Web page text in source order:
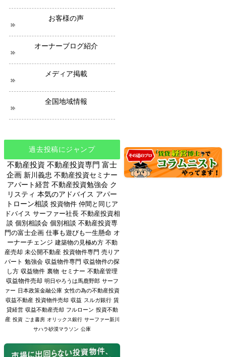
お客様の声
オーナーブログ紹介
メディア掲載
全国地域情報
過去投稿にジャンプ
不動産投資 不動産投資専門 富士
企画 新川義忠 不動産投資セミナー
アパート経営 不動産投資勉強会 ク
リスティ 本気のアドバイス アパー
トローン相談 投資物件 仲間と同じア
ドバイス サーファー社長 不動産投資相
談 個別相談会 個別相談 不動産投資専
門の富士企画 仕事も遊びも一生懸命 オ
ーナーチェンジ 建築物の見極め方 不動
産売却 未公開不動産 投資物件専門 売りア
パート 勉強会 収益物件専門 収益物件の探
し方 収益物件 裏物 セミナー 不動産管理
収益物件売却 明日やろうは馬鹿野郎 サーフ
ァー 日本政策金融公庫 女性の為の不動産投資
収益不動産 投資物件売却 収益 スルガ銀行 賃
貸経営 収益不動産売却 フルローン 投資不動
産 投資 ごま書房 オリックス銀行 サーファー新川
サハラ砂漠マラソン 公庫